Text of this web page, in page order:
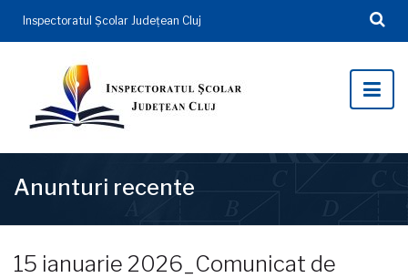
Inspectoratul Şcolar Județean Cluj
Anunturi recente
15 ianuarie 2026_Comunicat de